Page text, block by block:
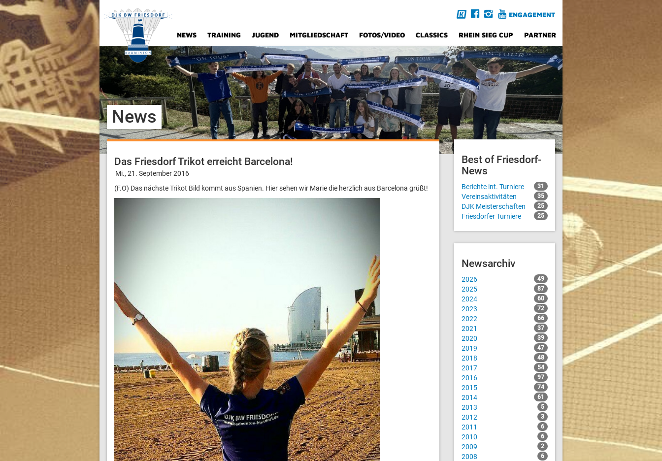
ENGAGEMENT
NEWS TRAINING JUGEND MITGLIEDSCHAFT FOTOS/VIDEO CLASSICS RHEIN SIEG CUP PARTNER
News
Das Friesdorf Trikot erreicht Barcelona!
Mi., 21. September 2016
(F.O) Das nächste Trikot Bild kommt aus Spanien. Hier sehen wir Marie die herzlich aus Barcelona grüßt!
Best of Friesdorf-
News
Berichte int. Turniere 31
Vereinsaktivitäten 35
DJK Meisterschaften 25
Friesdorfer Turniere 25
Newsarchiv
2026 49
2025 87
2024 60
2023 72
2022 66
2021 37
2020 39
2019 47
2018 48
2017 54
2016 97
2015 74
2014 61
2013 5
2012 3
2011 6
2010 6
2009 2
2008 6